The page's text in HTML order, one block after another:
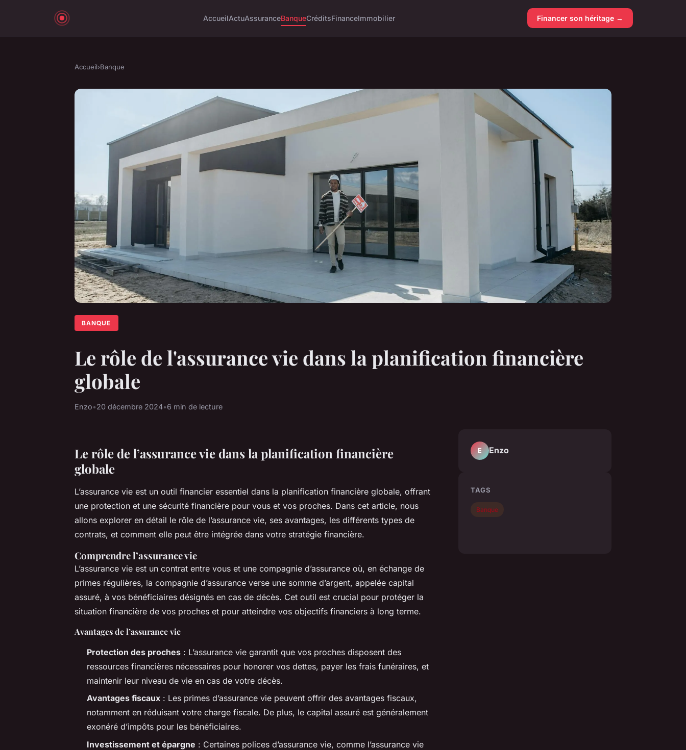
AccueilActuAssuranceBanqueCréditsFinanceImmobilier Financer son héritage →
Accueil›Banque
BANQUE
Le rôle de l'assurance vie dans la planification financière
globale
Enzo•20 décembre 2024•6 min de lecture
Le rôle de l’assurance vie dans la planification financière
globale
L’assurance vie est un outil financier essentiel dans la planification financière globale, offrant
une protection et une sécurité financière pour vous et vos proches. Dans cet article, nous
allons explorer en détail le rôle de l’assurance vie, ses avantages, les différents types de
contrats, et comment elle peut être intégrée dans votre stratégie financière.
Comprendre l’assurance vie
L’assurance vie est un contrat entre vous et une compagnie d’assurance où, en échange de
primes régulières, la compagnie d’assurance verse une somme d’argent, appelée capital
assuré, à vos bénéficiaires désignés en cas de décès. Cet outil est crucial pour protéger la
situation financière de vos proches et pour atteindre vos objectifs financiers à long terme.
Avantages de l’assurance vie
Protection des proches : L’assurance vie garantit que vos proches disposent des
ressources financières nécessaires pour honorer vos dettes, payer les frais funéraires, et
maintenir leur niveau de vie en cas de votre décès.
Avantages fiscaux : Les primes d’assurance vie peuvent offrir des avantages fiscaux,
notamment en réduisant votre charge fiscale. De plus, le capital assuré est généralement
exonéré d’impôts pour les bénéficiaires.
Investissement et épargne : Certaines polices d’assurance vie, comme l’assurance vie
E Enzo
TAGS
Banque